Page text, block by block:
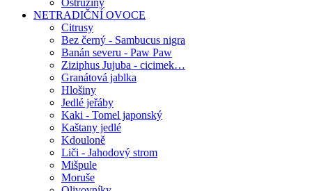
Ostružiny
NETRADIČNÍ OVOCE
Citrusy
Bez černý - Sambucus nigra
Banán severu - Paw Paw
Ziziphus Jujuba - cicimek…
Granátová jablka
Hlošiny
Jedlé jeřáby
Kaki - Tomel japonský
Kaštany jedlé
Kdouloně
Liči - Jahodový strom
Mišpule
Moruše